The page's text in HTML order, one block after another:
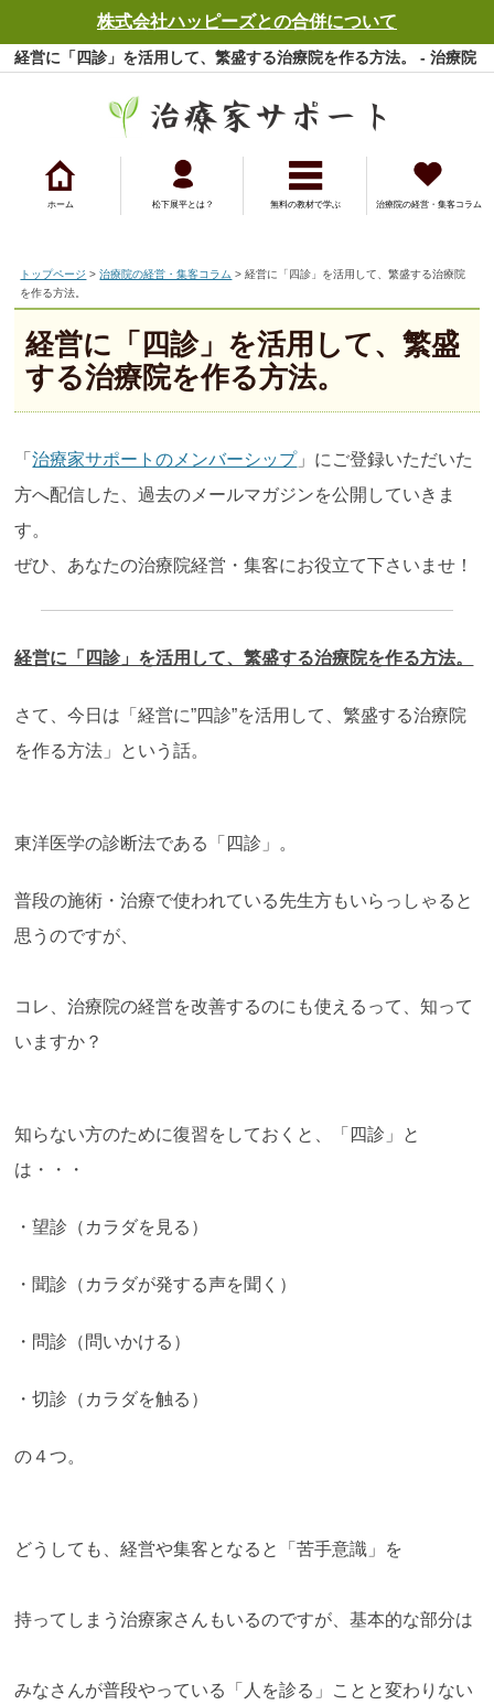
経営に「四診」を活用して、繁盛する治療院を作る方法。 - 治療院
ホーム 松下展平とは？ 無料の教材で学ぶ 治療院の経営・集客コラム
トップページ >治療院の経営・集客コラム > 経営に「四診」を活用して、繁盛する治療院
を作る方法。
経営に「四診」を活用して、繁盛
する治療院を作る方法。
「治療家サポートのメンバーシップ」にご登録いただいた
方へ配信した、過去のメールマガジンを公開していきま
す。
ぜひ、あなたの治療院経営・集客にお役立て下さいませ！
経営に「四診」を活用して、繁盛する治療院を作る方法。
さて、今日は「経営に”四診”を活用して、繁盛する治療院
を作る方法」という話。
東洋医学の診断法である「四診」。
普段の施術・治療で使われている先生方もいらっしゃると
思うのですが、
コレ、治療院の経営を改善するのにも使えるって、知って
いますか？
知らない方のために復習をしておくと、「四診」と
は・・・
・望診（カラダを見る）
・聞診（カラダが発する声を聞く）
・問診（問いかける）
・切診（カラダを触る）
の４つ。
どうしても、経営や集客となると「苦手意識」を
持ってしまう治療家さんもいるのですが、基本的な部分は
みなさんが普段やっている「人を診る」ことと変わりない
株式会社ハッピーズとの合併について